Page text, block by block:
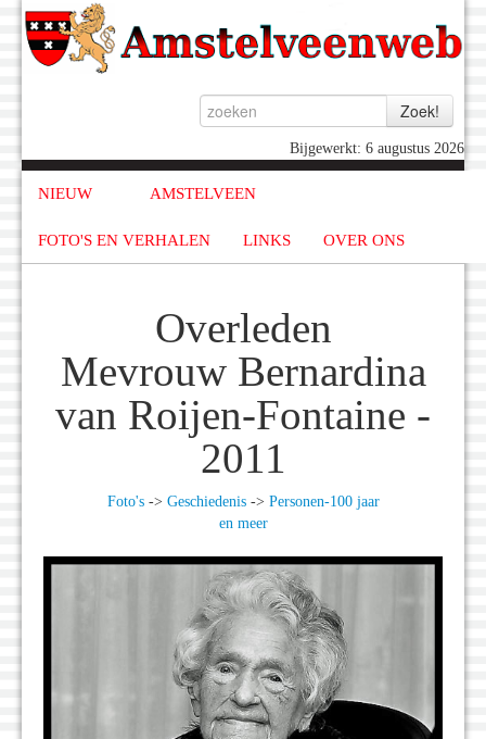
Bijgewerkt: 6 augustus 2026
NIEUW AMSTELVEEN
FOTO'S EN VERHALEN LINKS OVER ONS
Overleden
Mevrouw Bernardina
van Roijen-Fontaine -
2011
Foto's-> Geschiedenis-> Personen-100 jaar
en meer